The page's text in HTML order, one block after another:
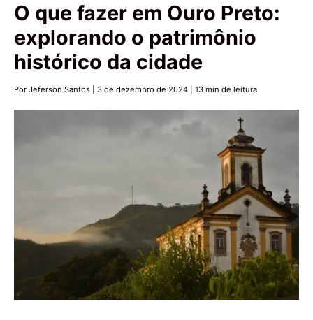
conteúdo
principal
O que fazer em Ouro Preto:
explorando o patrimônio
histórico da cidade
Por Jeferson Santos 3 de dezembro de 2024 13 min de leitura